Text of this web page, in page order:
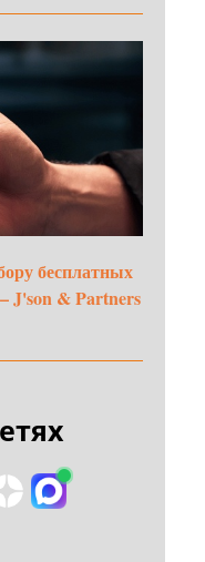
бесплатных
J'son & Partners